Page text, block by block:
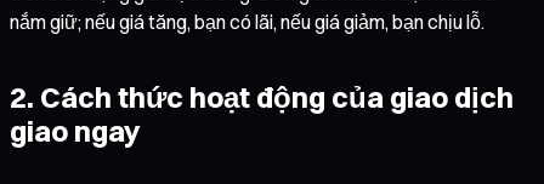
nắm giữ; nếu giá tăng, bạn có lãi, nếu giá giảm, bạn chịu lỗ.
2. Cách thức hoạt động của giao dịch
giao ngay